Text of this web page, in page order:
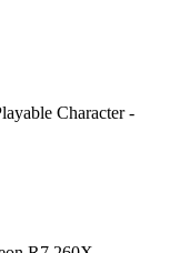
Character -